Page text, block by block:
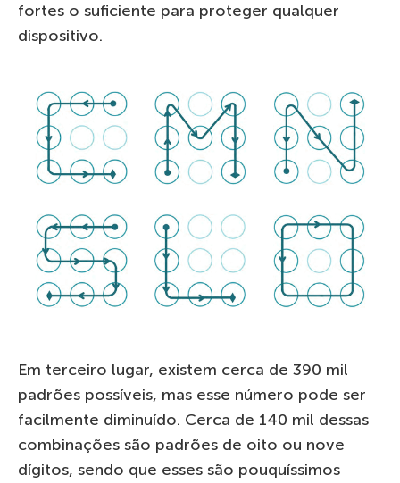
fortes o suficiente para proteger qualquer
dispositivo.
Em terceiro lugar, existem cerca de 390 mil
padrões possíveis, mas esse número pode ser
facilmente diminuído. Cerca de 140 mil dessas
combinações são padrões de oito ou nove
dígitos, sendo que esses são pouquíssimos